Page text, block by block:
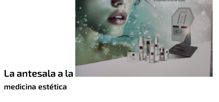
La antesala a la
medicina estética